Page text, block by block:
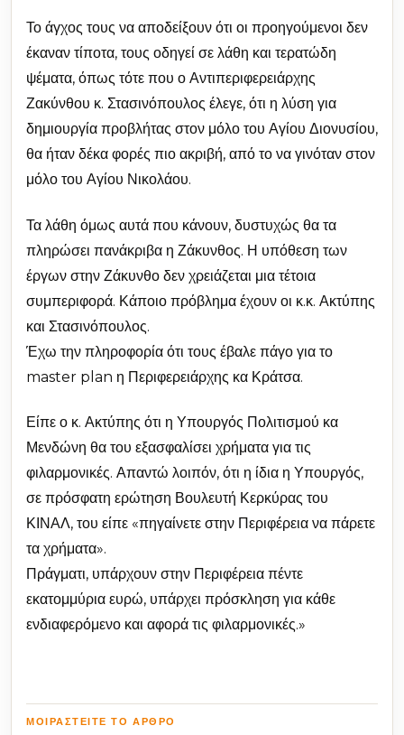
Το άγχος τους να αποδείξουν ότι οι προηγούμενοι δεν
έκαναν τίποτα, τους οδηγεί σε λάθη και τερατώδη
ψέματα, όπως τότε που ο Αντιπεριφερειάρχης
Ζακύνθου κ. Στασινόπουλος έλεγε, ότι η λύση για
δημιουργία προβλήτας στον μόλο του Αγίου Διονυσίου,
θα ήταν δέκα φορές πιο ακριβή, από το να γινόταν στον
μόλο του Αγίου Νικολάου.
Τα λάθη όμως αυτά που κάνουν, δυστυχώς θα τα
πληρώσει πανάκριβα η Ζάκυνθος. Η υπόθεση των
έργων στην Ζάκυνθο δεν χρειάζεται μια τέτοια
συμπεριφορά. Κάποιο πρόβλημα έχουν οι κ.κ. Ακτύπης
και Στασινόπουλος.
Έχω την πληροφορία ότι τους έβαλε πάγο για το
master plan η Περιφερειάρχης κα Κράτσα.
Είπε ο κ. Ακτύπης ότι η Υπουργός Πολιτισμού κα
Μενδώνη θα του εξασφαλίσει χρήματα για τις
φιλαρμονικές. Απαντώ λοιπόν, ότι η ίδια η Υπουργός,
σε πρόσφατη ερώτηση Βουλευτή Κερκύρας του
ΚΙΝΑΛ, του είπε «πηγαίνετε στην Περιφέρεια να πάρετε
τα χρήματα».
Πράγματι, υπάρχουν στην Περιφέρεια πέντε
εκατομμύρια ευρώ, υπάρχει πρόσκληση για κάθε
ενδιαφερόμενο και αφορά τις φιλαρμονικές.»
ΜΟΙΡΑΣΤΕΊΤΕ ΤΟ ΆΡΘΡΟ